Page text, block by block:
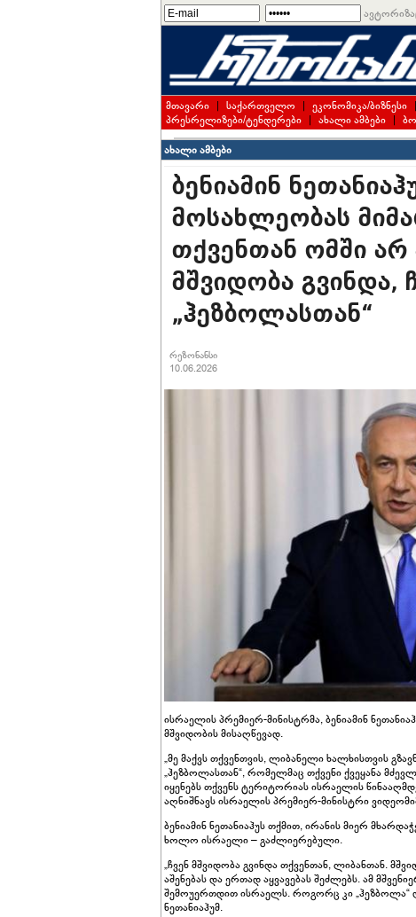
მთავარი | საქართველო | ეკონომიკა/ბიზნესი |
პრესრელიზები/ტენდერები | ახალი ამბები |
ახალი ამბები
ბენიამინ
მოსახლეობას
თქვენთან ომში არ
მშვიდობა გვინდა,
„ჰეზბოლასთან“
რეზონანსი
10.06.2026
ისრაელის პრემიერ-მინისტრმა, ბენიამინ
მშვიდობის მისაღწევად.
„მე მაქვს თქვენთვის, ლიბანელი ხალხისთვის
„ჰეზბოლასთან“, რომელმაც თქვენი ქვეყანა
იყენებს თქვენს ტერიტორიას ისრაელის
აღნიშნავს ისრაელის პრემიერ-მინისტრი
ბენიამინ ნეთანიაჰუს თქმით, ირანის მიერ
ხოლო ისრაელი – გაძლიერებული.
„ჩვენ მშვიდობა გვინდა თქვენთან, ლიბანთან.
აშენებას და ერთად აყვავებას შეძლებს. ამ
შემოუერთდით ისრაელს. როგორც კი „ჰეზბოლა“
ნეთანიაჰუმ.